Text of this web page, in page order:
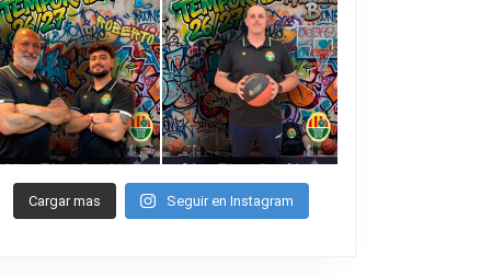
Cargar mas Seguir en Instagram